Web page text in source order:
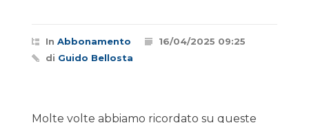
In Abbonamento
16/04/2025 09:25
di Guido Bellosta
Molte volte abbiamo ricordato su queste